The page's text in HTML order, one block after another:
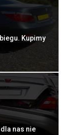
Kupimy
nas nie